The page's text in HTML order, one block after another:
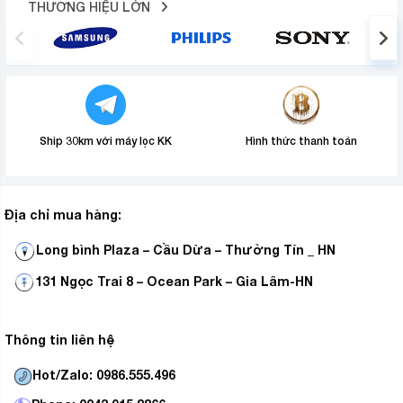
Bảng điều khiển của tủ lạnh Toshiba Inverter này được
thiết kế dạng cảm ứng và nằm ở bên ngoài cửa tủ, ngay
phía trên khu vực lấy nước và lấy đá tự động. Vì thế,
bạn dễ dàng quan sát nhiệt độ và sử dụng các chức
năng của tủ lạnh.
Tiện ích
– Lấy đá bên ngoài:Tủ lạnh inverter
THƯƠNG HIỆU LỚN
Ship 30km với máy lọc KK Hình thức thanh toán
Địa chỉ mua hàng:
Long bình Plaza – Cầu Dừa – Thường Tín _ HN
131 Ngọc Trai 8 – Ocean Park – Gia Lâm-HN
Thông tin liên hệ
Hot/Zalo: 0986.555.496